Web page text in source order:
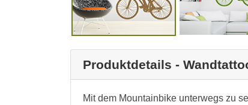
Produktdetails -
Mit dem Mountainbike unterwegs zu